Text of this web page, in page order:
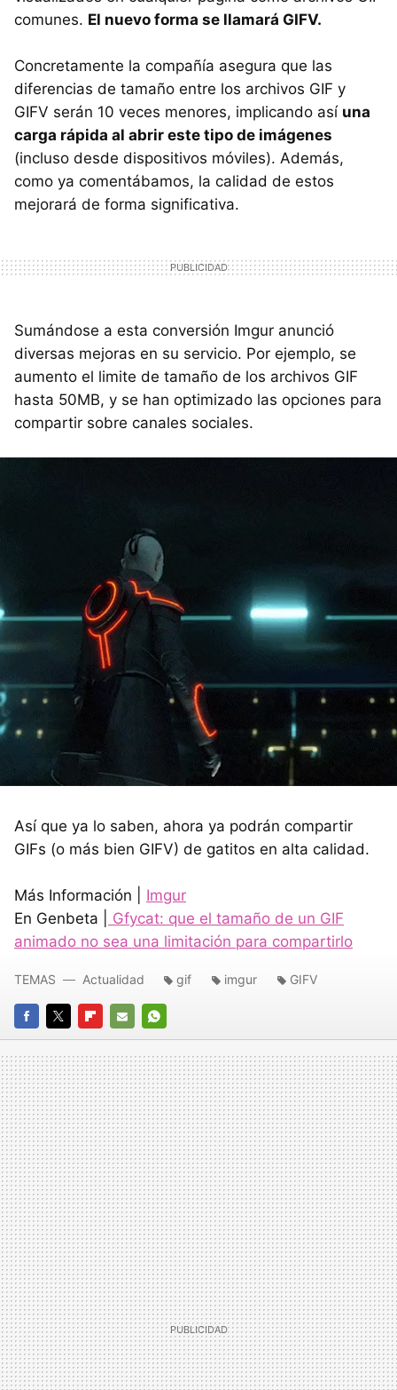
comunes. El nuevo forma se llamará GIFV.
Concretamente la compañía asegura que las
diferencias de tamaño entre los archivos GIF y
GIFV serán 10 veces menores, implicando así una
carga rápida al abrir este tipo de imágenes
(incluso desde dispositivos móviles). Además,
como ya comentábamos, la calidad de estos
mejorará de forma significativa.
Sumándose a esta conversión Imgur anunció
diversas mejoras en su servicio. Por ejemplo, se
aumento el limite de tamaño de los archivos GIF
hasta 50MB, y se han optimizado las opciones para
compartir sobre canales sociales.
Así que ya lo saben, ahora ya podrán compartir
GIFs (o más bien GIFV) de gatitos en alta calidad.
Más Información | Imgur
En Genbeta |
Gfycat: que el tamaño de un GIF
animado no sea una limitación para compartirlo
FACEBOOK
TWITTERFLIPBOARD
E-
MAIL
WHATSAPP
TEMAS Actualidad gif imgur GIFV